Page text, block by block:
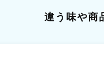
違う味や商